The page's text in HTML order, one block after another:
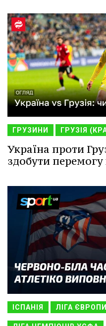
ГРУЗИНИ ГРУЗІЯ
Україна проти
здобути перемогу
ІСПАНІЯ ЛІГА